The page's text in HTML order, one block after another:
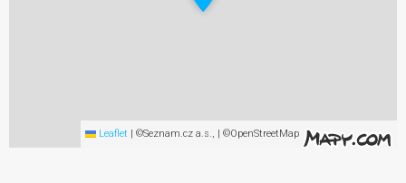
Leaflet | ©Seznam.cz a.s., | ©OpenStreetMap